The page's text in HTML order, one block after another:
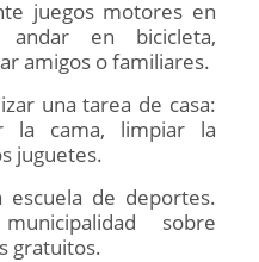
juegos motores en
en bicicleta,
amigos o familiares.
una tarea de casa:
la cama, limpiar la
juguetes.
escuela de deportes.
sobre
gratuitos.